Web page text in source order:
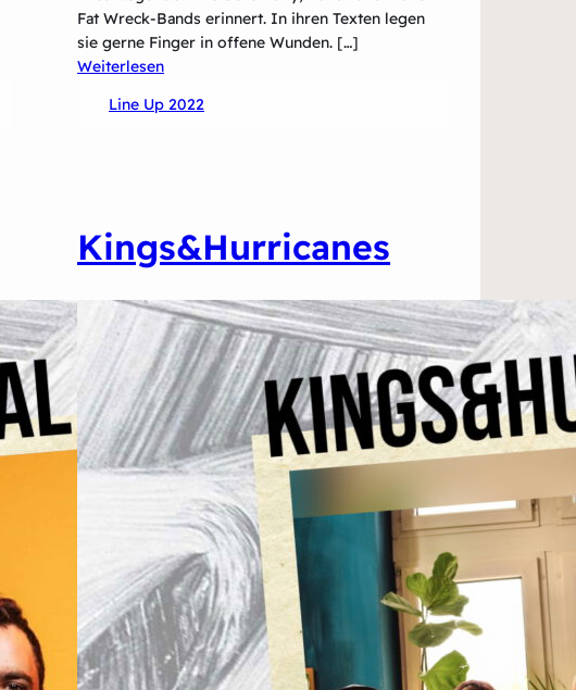
Fat Wreck-Bands erinnert. In ihren Texten legen
sie gerne Finger in offene Wunden. […]
Weiterlesen:
News
Line Up 2022
Kings&Hurricanes